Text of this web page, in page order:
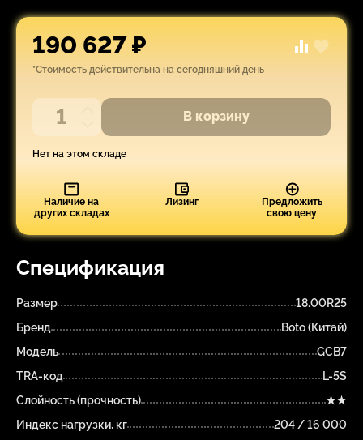
Спецификация
Размер
18.00R25
Бренд
Boto (Китай)
Модель
GCB7
TRA-код
L-5S
Слойность (прочность)
★★
Индекс нагрузки, кг
204 / 16 000
190 627 ₽
*Стоимость действительна на сегодняшний день
В корзину
Нет на этом складе
Наличие на
других складах
Лизинг
Предложить
свою цену